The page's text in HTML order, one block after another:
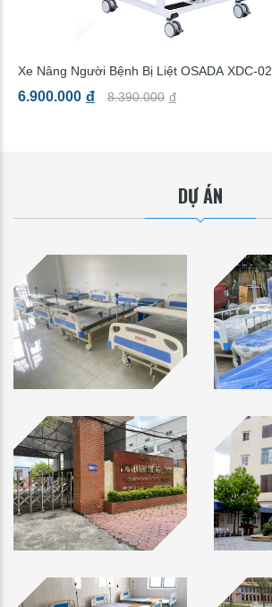
Xe Nâng Người Bệnh Bị Liệt OSADA XDC-02
6.900.000 đ 8.390.000 đ
DỰ ÁN